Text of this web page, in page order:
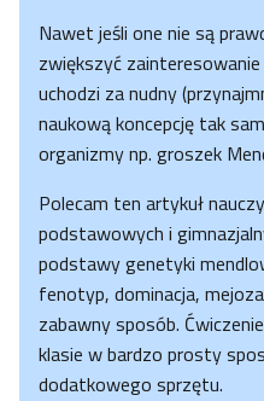
Nawet jeśli one nie są
zwiększyć
uchodzi za nudny
naukową koncepcję tak
organizmy np. groszek
Polecam ten artykuł
podstawowych i
podstawy genetyki
fenotyp, dominacja,
zabawny sposób.
klasie w bardzo prosty
dodatkowego sprzętu.